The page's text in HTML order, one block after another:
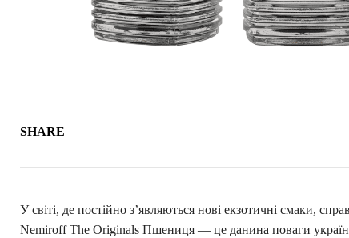
SHARE
У світі, де постійно з’являються нові екзотичні смаки,
Nemiroff The Originals Пшениця — це данина поваги